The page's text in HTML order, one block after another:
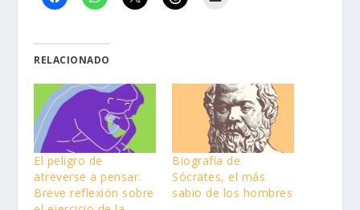
RELACIONADO
El peligro de
atreverse a pensar.
Breve reflexión sobre
Biografía de
Sócrates, el más
sabio de los hombres